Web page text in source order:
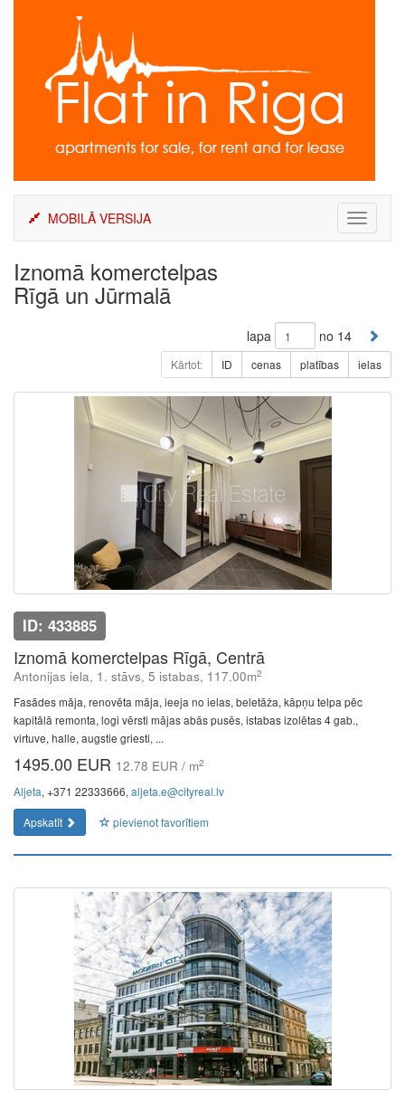
Toggle
MOBILĀ VERSIJA
Iznomā komerctelpas
Rīgā un Jūrmalā
lapa no 14
Kārtot: ID cenas platības ielas
ID: 433885
Iznomā komerctelpas Rīgā, Centrā
Antonijas iela, 1. stāvs, 5 istabas, 117.00m2
Fasādes māja, renovēta māja, ieeja no ielas, beletāža, kāpņu telpa pēc
kapitālā remonta, logi vērsti mājas abās pusēs, istabas izolētas 4 gab.,
virtuve, halle, augstie griesti, ...
1495.00 EUR 12.78 EUR / m2
Aljeta, +371 22333666, aljeta.e@cityreal.lv
Apskatīt
pievienot favorītiem